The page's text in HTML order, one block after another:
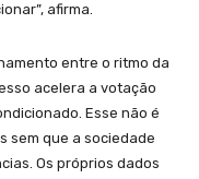
afirma.
entre o ritmo da
acelera a votação
Esse não é
sem que a sociedade
Os próprios dados